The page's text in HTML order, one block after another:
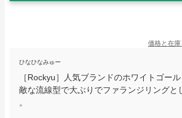
価格と在庫
ひなひなみゅー
［Rockyu］人気ブランドのホワイトゴー
敵な流線型で大ぶりでファランジリングと
。